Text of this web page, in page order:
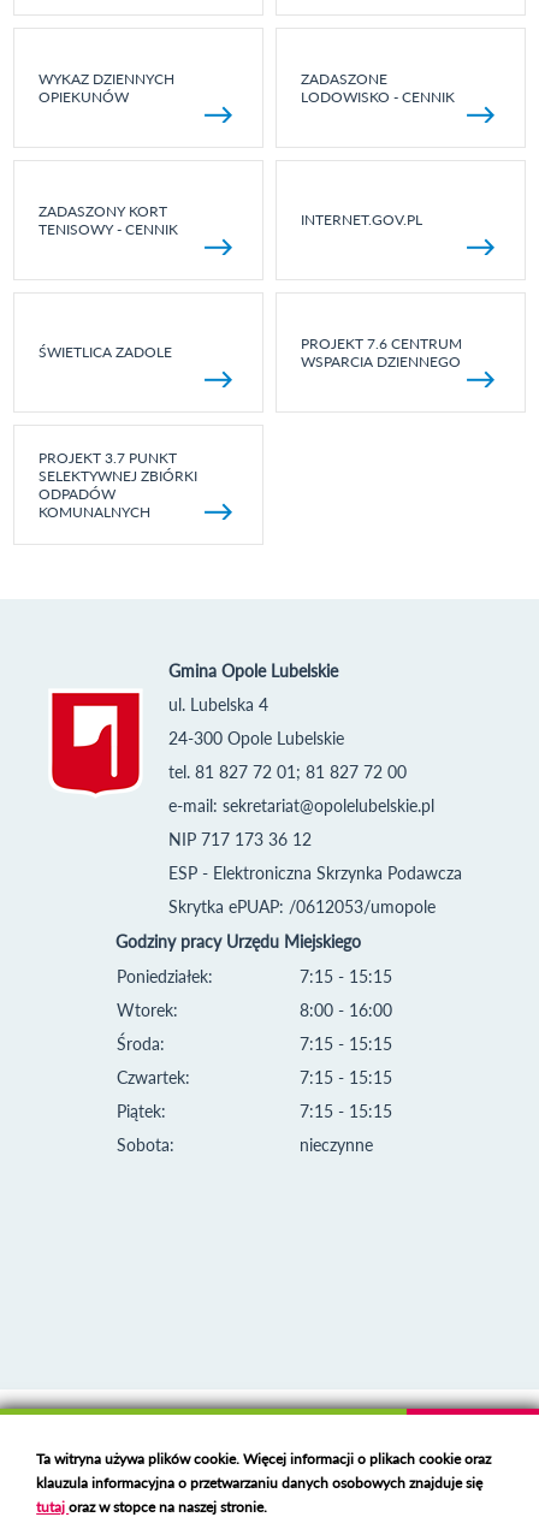
WYKAZ DZIENNYCH
OPIEKUNÓW
ZADASZONE
LODOWISKO - CENNIK
ZADASZONY KORT
TENISOWY - CENNIK
INTERNET.GOV.PL
ŚWIETLICA ZADOLE
PROJEKT 7.6 CENTRUM
WSPARCIA DZIENNEGO
PROJEKT 3.7 PUNKT
SELEKTYWNEJ ZBIÓRKI
ODPADÓW
KOMUNALNYCH
Gmina Opole Lubelskie
ul. Lubelska 4
24-300 Opole Lubelskie
tel. 81 827 72 01; 81 827 72 00
e-mail: sekretariat@opolelubelskie.pl
NIP 717 173 36 12
ESP - Elektroniczna Skrzynka Podawcza
Skrytka ePUAP: /0612053/umopole
Godziny pracy Urzędu Miejskiego
Poniedziałek:
Wtorek:
Środa:
Czwartek:
Piątek:
Sobota:
7:15 - 15:15
8:00 - 16:00
7:15 - 15:15
7:15 - 15:15
7:15 - 15:15
nieczynne
Deklaracja dostępności
Polski serwer RBLhttps://polspam.pl/
Ta witryna używa plików cookie. Więcej informacji o plikach cookie oraz
klauzula informacyjna o przetwarzaniu danych osobowych znajduje się
tutajoraz w stopce na naszej stronie.